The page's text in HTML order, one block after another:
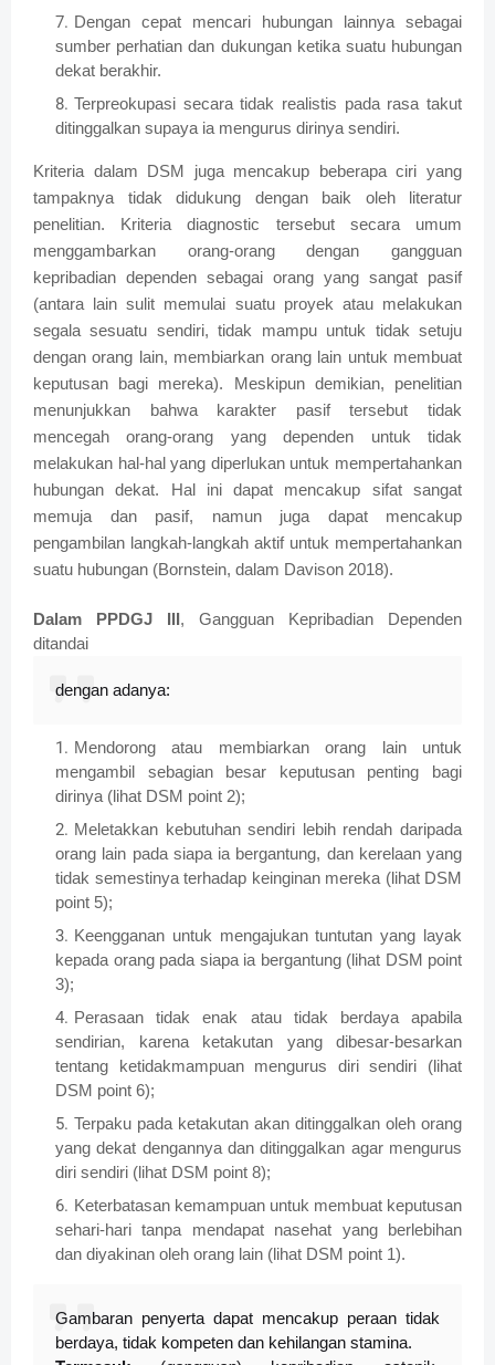
Dengan cepat mencari hubungan lainnya sebagai
sumber perhatian dan dukungan ketika suatu hubungan
dekat berakhir.
Terpreokupasi secara tidak realistis pada rasa takut
ditinggalkan supaya ia mengurus dirinya sendiri.
Kriteria dalam DSM juga mencakup beberapa ciri yang
tampaknya tidak didukung dengan baik oleh literatur
penelitian. Kriteria diagnostic tersebut secara umum
menggambarkan orang-orang dengan gangguan
kepribadian dependen sebagai orang yang sangat pasif
(antara lain sulit memulai suatu proyek atau melakukan
segala sesuatu sendiri, tidak mampu untuk tidak setuju
dengan orang lain, membiarkan orang lain untuk membuat
keputusan bagi mereka). Meskipun demikian, penelitian
menunjukkan bahwa karakter pasif tersebut tidak
mencegah orang-orang yang dependen untuk tidak
melakukan hal-hal yang diperlukan untuk mempertahankan
hubungan dekat. Hal ini dapat mencakup sifat sangat
memuja dan pasif, namun juga dapat mencakup
pengambilan langkah-langkah aktif untuk mempertahankan
suatu hubungan (Bornstein, dalam Davison 2018).
Dalam PPDGJ III, Gangguan Kepribadian Dependen
ditandai
dengan adanya:
Mendorong atau membiarkan orang lain untuk
mengambil sebagian besar keputusan penting bagi
dirinya (lihat DSM point 2);
Meletakkan kebutuhan sendiri lebih rendah daripada
orang lain pada siapa ia bergantung, dan kerelaan yang
tidak semestinya terhadap keinginan mereka (lihat DSM
point 5);
Keengganan untuk mengajukan tuntutan yang layak
kepada orang pada siapa ia bergantung (lihat DSM point
3);
Perasaan tidak enak atau tidak berdaya apabila
sendirian, karena ketakutan yang dibesar-besarkan
tentang ketidakmampuan mengurus diri sendiri (lihat
DSM point 6);
Terpaku pada ketakutan akan ditinggalkan oleh orang
yang dekat dengannya dan ditinggalkan agar mengurus
diri sendiri (lihat DSM point 8);
Keterbatasan kemampuan untuk membuat keputusan
sehari-hari tanpa mendapat nasehat yang berlebihan
dan diyakinan oleh orang lain (lihat DSM point 1).
Gambaran penyerta dapat mencakup peraan tidak
berdaya, tidak kompeten dan kehilangan stamina.